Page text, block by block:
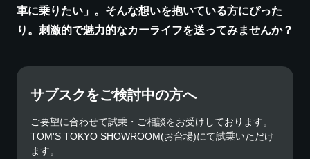
車に乗りたい」。そんな想いを抱いている方にぴった
り。刺激的で魅力的なカーライフを送ってみませんか？
サブスクをご検討中の方へ
ご要望に合わせて試乗・ご相談をお受けしております。
TOM'S TOKYO SHOWROOM(お台場)にて試乗いただけ
ます。